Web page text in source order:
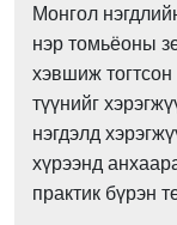
Монгол
нэр томьёоны
хэвшиж тогтсон
түүнийг
нэгдэлд
хүрээнд
практик бүрэн